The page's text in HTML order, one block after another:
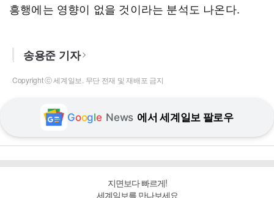
흥행에는 영향이 없을 것이라는 분석도 나온다.
송용준 기자
Copyright ⓒ 세계일보. 무단 전재 및 재배포 금지
Google News 에서 세계일보 팔로우
지면보다 빠르게!
세계일보를 만나보세요